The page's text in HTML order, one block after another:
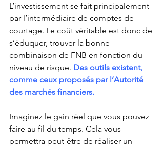
L’investissement se fait principalement
par l’intermédiaire de comptes de
courtage. Le coût véritable est donc de
s’éduquer, trouver la bonne
combinaison de FNB en fonction du
niveau de risque. Des outils existent,
comme ceux proposés par l’Autorité
des marchés financiers.
Imaginez le gain réel que vous pouvez
faire au fil du temps. Cela vous
permettra peut-être de réaliser un